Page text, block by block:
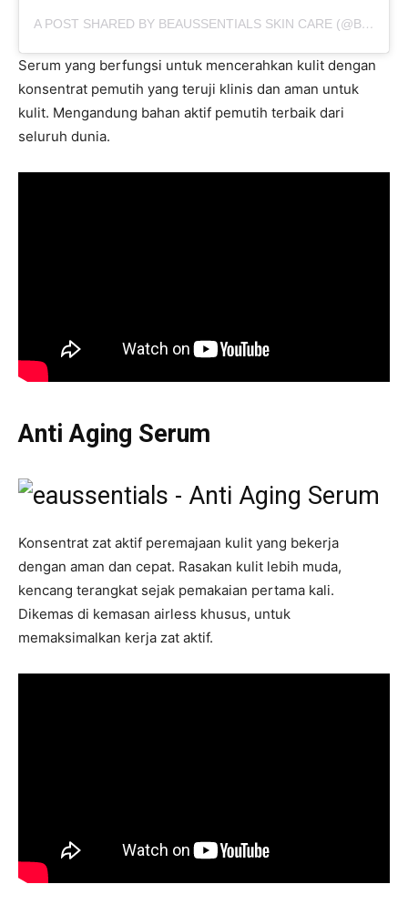
A POST SHARED BY BEAUSSENTIALS SKIN CARE (@BEAUSSENTIALS.ID)
Serum yang berfungsi untuk mencerahkan kulit dengan
konsentrat pemutih yang teruji klinis dan aman untuk
kulit. Mengandung bahan aktif pemutih terbaik dari
seluruh dunia.
Anti Aging Serum
Konsentrat zat aktif peremajaan kulit yang bekerja
dengan aman dan cepat. Rasakan kulit lebih muda,
kencang terangkat sejak pemakaian pertama kali.
Dikemas di kemasan airless khusus, untuk
memaksimalkan kerja zat aktif.